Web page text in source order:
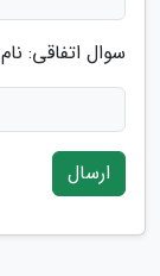
سوال اتفاقی:
ارسال